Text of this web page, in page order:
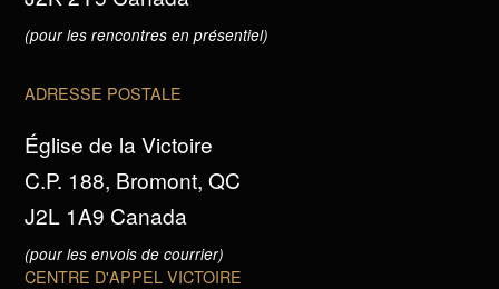
(pour les rencontres en présentiel)
ADRESSE POSTALE
Église de la Victoire
C.P. 188, Bromont, QC
J2L 1A9 Canada
(pour les envois de courrier)
CENTRE D'APPEL VICTOIRE